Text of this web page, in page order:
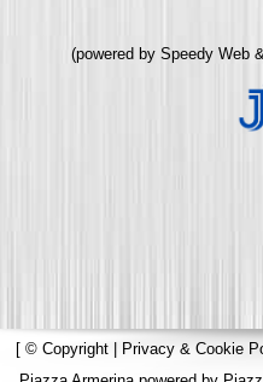
(powered by Speedy Web &
[ © Copyright | Privacy & Cookie